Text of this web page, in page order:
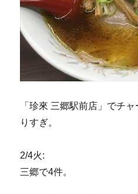
「珍來 三郷駅前店」でチ
りすぎ。
2/4火:
三郷で4件。